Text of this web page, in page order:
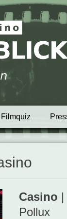
Filmquiz
Casino
Pollux